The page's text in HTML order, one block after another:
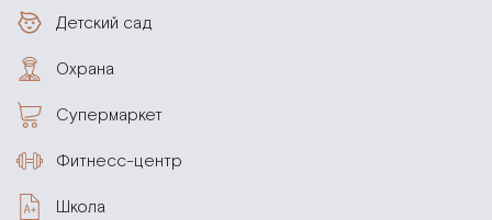
Детский сад
Охрана
Супермаркет
Фитнесс-центр
Школа